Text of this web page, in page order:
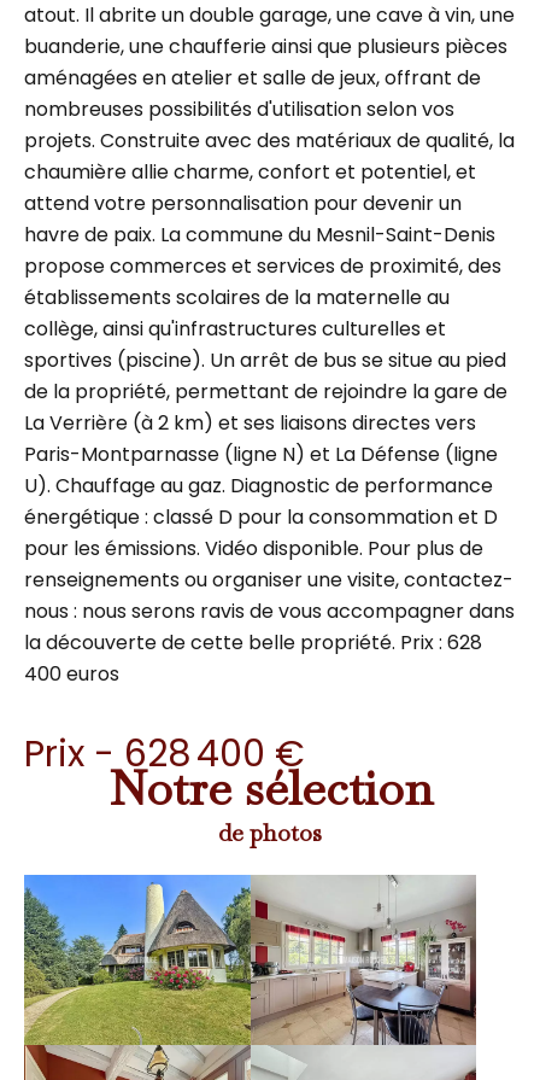
atout. Il abrite un double garage, une cave à vin, une
buanderie, une chaufferie ainsi que plusieurs pièces
aménagées en atelier et salle de jeux, offrant de
nombreuses possibilités d'utilisation selon vos
projets. Construite avec des matériaux de qualité, la
chaumière allie charme, confort et potentiel, et
attend votre personnalisation pour devenir un
havre de paix. La commune du Mesnil-Saint-Denis
propose commerces et services de proximité, des
établissements scolaires de la maternelle au
collège, ainsi qu'infrastructures culturelles et
sportives (piscine). Un arrêt de bus se situe au pied
de la propriété, permettant de rejoindre la gare de
La Verrière (à 2 km) et ses liaisons directes vers
Paris-Montparnasse (ligne N) et La Défense (ligne
U). Chauffage au gaz. Diagnostic de performance
énergétique : classé D pour la consommation et D
pour les émissions. Vidéo disponible. Pour plus de
renseignements ou organiser une visite, contactez-
nous : nous serons ravis de vous accompagner dans
la découverte de cette belle propriété. Prix : 628
400 euros
Prix - 628 400 €
Notre sélection
de photos